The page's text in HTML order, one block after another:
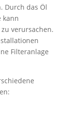
Durch das Öl
kann
verursachen.
Filteranlage